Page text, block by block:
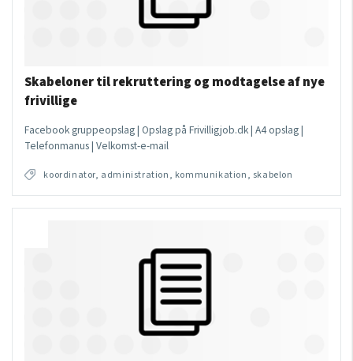
Skabeloner til rekruttering og modtagelse af nye
frivillige
Facebook gruppeopslag | Opslag på Frivilligjob.dk | A4 opslag |
Telefonmanus | Velkomst-e-mail
koordinator, administration, kommunikation, skabelon